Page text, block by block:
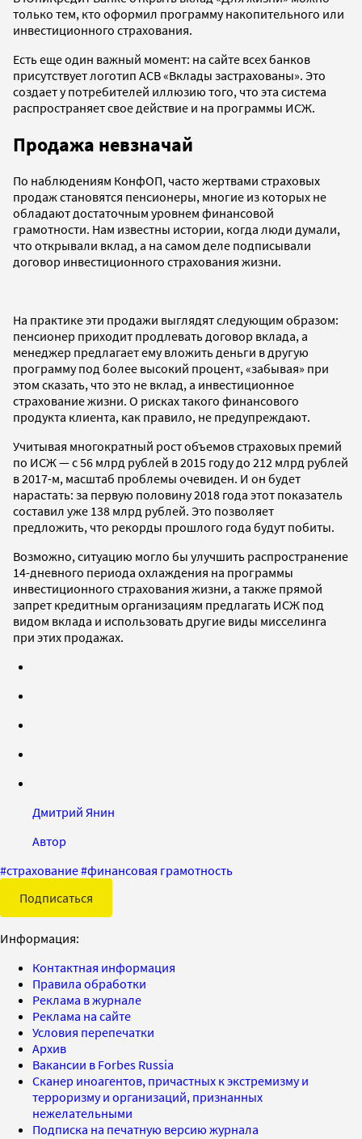
только тем, кто оформил программу накопительного или
инвестиционного страхования.
Есть еще один важный момент: на сайте всех банков
присутствует логотип АСВ «Вклады застрахованы». Это
создает у потребителей иллюзию того, что эта система
распространяет свое действие и на программы ИСЖ.
Продажа невзначай
По наблюдениям КонфОП, часто жертвами страховых
продаж становятся пенсионеры, многие из которых не
обладают достаточным уровнем финансовой
грамотности. Нам известны истории, когда люди думали,
что открывали вклад, а на самом деле подписывали
договор инвестиционного страхования жизни.
На практике эти продажи выглядят следующим образом:
пенсионер приходит продлевать договор вклада, а
менеджер предлагает ему вложить деньги в другую
программу под более высокий процент, «забывая» при
этом сказать, что это не вклад, а инвестиционное
страхование жизни. О рисках такого финансового
продукта клиента, как правило, не предупреждают.
Учитывая многократный рост объемов страховых премий
по ИСЖ — с 56 млрд рублей в 2015 году до 212 млрд рублей
в 2017-м, масштаб проблемы очевиден. И он будет
нарастать: за первую половину 2018 года этот показатель
составил уже 138 млрд рублей. Это позволяет
предложить, что рекорды прошлого года будут побиты.
Возможно, ситуацию могло бы улучшить распространение
14-дневного периода охлаждения на программы
инвестиционного страхования жизни, а также прямой
запрет кредитным организациям предлагать ИСЖ под
видом вклада и использовать другие виды мисселинга
при этих продажах.
Дмитрий Янин
Автор
#страхование#финансовая грамотность
Подписаться
Информация:
Контактная информация
Правила обработки
Реклама в журнале
Реклама на сайте
Условия перепечатки
Архив
Вакансии в Forbes Russia
Сканер иноагентов, причастных к экстремизму и
терроризму и организаций, признанных
нежелательными
Подписка на печатную версию журнала